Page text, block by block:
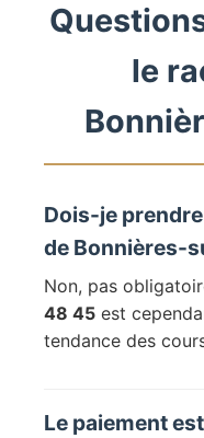
le
Dois-je
de Bonnières-
Non, pas
48 45 est
tendance des
Le paiement